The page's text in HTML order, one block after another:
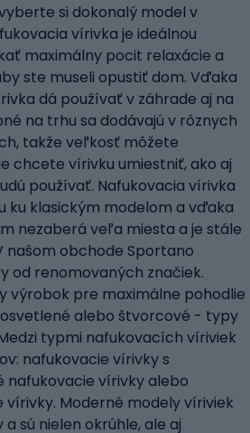
si dokonalý model v
vírivka je ideálnou
maximálny pocit relaxácie a
ste museli opustiť dom. Vďaka
dá používať v záhrade aj na
na trhu sa dodávajú v rôznych
takže veľkosť môžete
chcete vírivku umiestniť, ako aj
používať. Nafukovacia vírivka
ku klasickým modelom a vďaka
nezaberá veľa miesta a je stále
našom obchode Sportano
od renomovaných značiek.
výrobok pre maximálne pohodlie
alebo štvorcové - typy
typmi nafukovacích víriviek
nafukovacie vírivky s
vírivky alebo
vírivky. Moderné modely víriviek
sú nielen okrúhle, ale aj